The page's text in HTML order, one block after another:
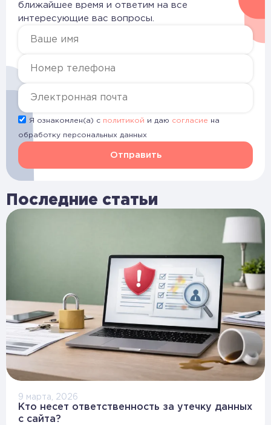
Последние статьи
9 марта, 2026
Кто несет ответственность за утечку данных
с сайта?
ближайшее время и ответим на все
интересующие вас вопросы.
Я ознакомлен(а) с политикой и даю согласие на
обработку персональных данных
Отправить